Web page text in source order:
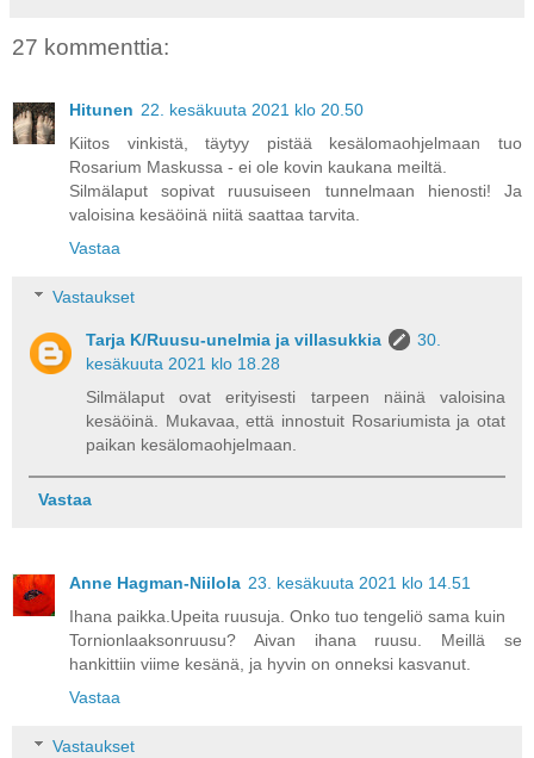
27 kommenttia:
Hitunen 22. kesäkuuta 2021 klo 20.50
Kiitos vinkistä, täytyy pistää kesälomaohjelmaan tuo
Rosarium Maskussa - ei ole kovin kaukana meiltä.
Silmälaput sopivat ruusuiseen tunnelmaan hienosti! Ja
valoisina kesäöinä niitä saattaa tarvita.
Vastaa
Vastaukset
Tarja K/Ruusu-unelmia ja villasukkia
30.
kesäkuuta 2021 klo 18.28
Silmälaput ovat erityisesti tarpeen näinä valoisina
kesäöinä. Mukavaa, että innostuit Rosariumista ja otat
paikan kesälomaohjelmaan.
Vastaa
Anne Hagman-Niilola 23. kesäkuuta 2021 klo 14.51
Ihana paikka.Upeita ruusuja. Onko tuo tengeliö sama kuin
Tornionlaaksonruusu? Aivan ihana ruusu. Meillä se
hankittiin viime kesänä, ja hyvin on onneksi kasvanut.
Vastaa
Vastaukset